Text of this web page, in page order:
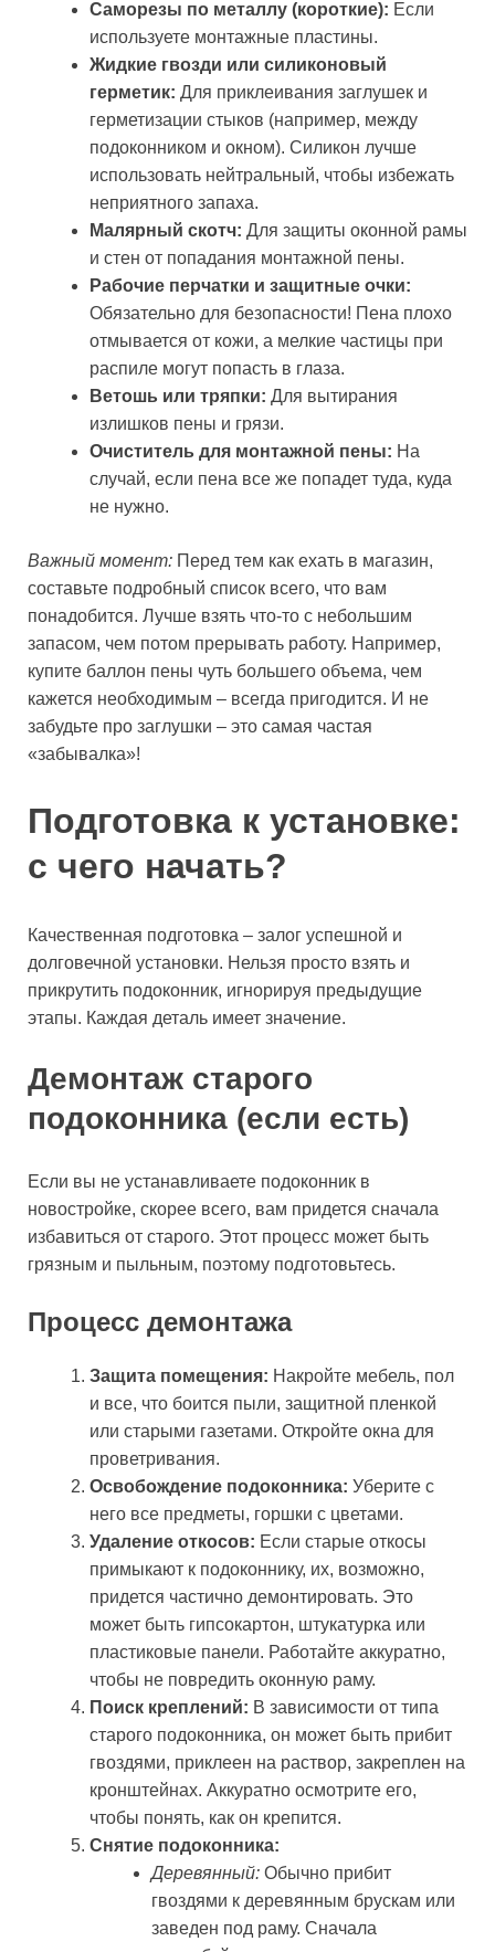
Саморезы по металлу (короткие): Если
используете монтажные пластины.
Жидкие гвозди или силиконовый
герметик: Для приклеивания заглушек и
герметизации стыков (например, между
подоконником и окном). Силикон лучше
использовать нейтральный, чтобы избежать
неприятного запаха.
Малярный скотч: Для защиты оконной рамы
и стен от попадания монтажной пены.
Рабочие перчатки и защитные очки:
Обязательно для безопасности! Пена плохо
отмывается от кожи, а мелкие частицы при
распиле могут попасть в глаза.
Ветошь или тряпки: Для вытирания
излишков пены и грязи.
Очиститель для монтажной пены: На
случай, если пена все же попадет туда, куда
не нужно.
Важный момент: Перед тем как ехать в магазин,
составьте подробный список всего, что вам
понадобится. Лучше взять что-то с небольшим
запасом, чем потом прерывать работу. Например,
купите баллон пены чуть большего объема, чем
кажется необходимым – всегда пригодится. И не
забудьте про заглушки – это самая частая
«забывалка»!
Подготовка к установке:
с чего начать?
Качественная подготовка – залог успешной и
долговечной установки. Нельзя просто взять и
прикрутить подоконник, игнорируя предыдущие
этапы. Каждая деталь имеет значение.
Демонтаж старого
подоконника (если есть)
Если вы не устанавливаете подоконник в
новостройке, скорее всего, вам придется сначала
избавиться от старого. Этот процесс может быть
грязным и пыльным, поэтому подготовьтесь.
Процесс демонтажа
Защита помещения: Накройте мебель, пол
и все, что боится пыли, защитной пленкой
или старыми газетами. Откройте окна для
проветривания.
Освобождение подоконника: Уберите с
него все предметы, горшки с цветами.
Удаление откосов: Если старые откосы
примыкают к подоконнику, их, возможно,
придется частично демонтировать. Это
может быть гипсокартон, штукатурка или
пластиковые панели. Работайте аккуратно,
чтобы не повредить оконную раму.
Поиск креплений: В зависимости от типа
старого подоконника, он может быть прибит
гвоздями, приклеен на раствор, закреплен на
кронштейнах. Аккуратно осмотрите его,
чтобы понять, как он крепится.
Снятие подоконника:
Деревянный: Обычно прибит
гвоздями к деревянным брускам или
заведен под раму. Сначала